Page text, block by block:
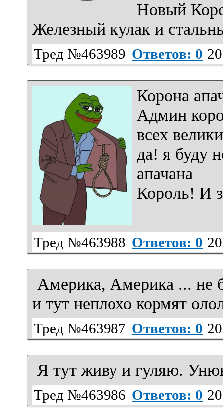
Новый
Железный кулак и
Тред №463989 Ответов: 0
Корона
Админ
всех
да! я буду
апачана
Король! И
Тред №463988 Ответов: 0
Америка, Америка ... не
и тут неплохо кормят
Тред №463987 Ответов: 0
Я тут живу и гуляю.
Тред №463986 Ответов: 0